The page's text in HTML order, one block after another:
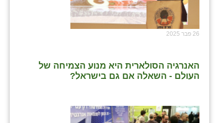
26 פבר 2025
האנרגיה הסולארית היא מנוע הצמיחה של
העולם - השאלה אם גם בישראל?